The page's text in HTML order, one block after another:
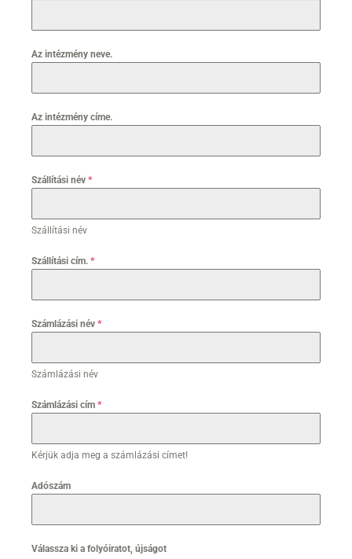
Az intézmény neve.
Az intézmény címe.
Szállítási név *
Szállítási név
Szállítási cím. *
Számlázási név *
Számlázási név
Számlázási cím *
Kérjük adja meg a számlázási címet!
Adószám
Válassza ki a folyóiratot, újságot